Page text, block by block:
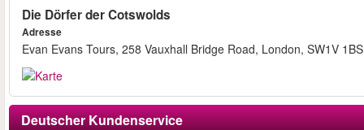
Die Dörfer der Cotswolds
Adresse
Evan Evans Tours, 258 Vauxhall Bridge Road, London, SW1V 1BS
Deutscher Kundenservice